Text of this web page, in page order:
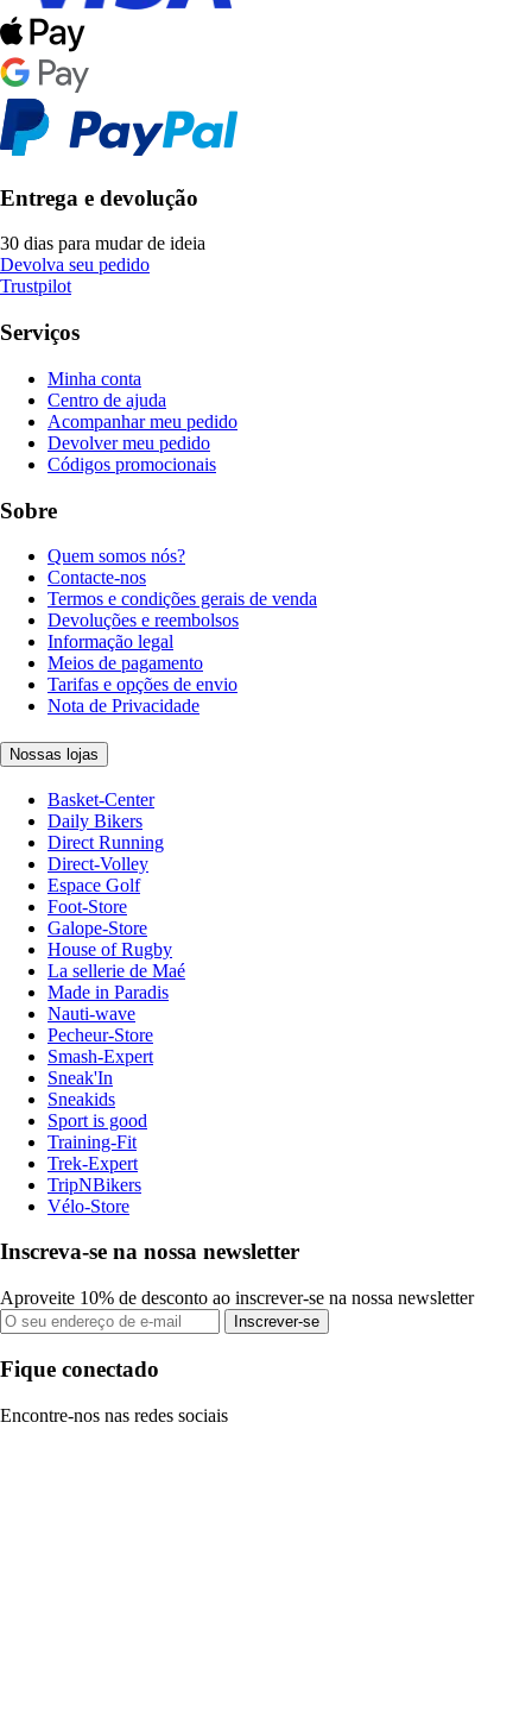
Entrega e devolução
30 dias para mudar de ideia
Devolva seu pedido
Trustpilot
Serviços
Minha conta
Centro de ajuda
Acompanhar meu pedido
Devolver meu pedido
Códigos promocionais
Sobre
Quem somos nós?
Contacte-nos
Termos e condições gerais de venda
Devoluções e reembolsos
Informação legal
Meios de pagamento
Tarifas e opções de envio
Nota de Privacidade
Nossas lojas
Basket-Center
Daily Bikers
Direct Running
Direct-Volley
Espace Golf
Foot-Store
Galope-Store
House of Rugby
La sellerie de Maé
Made in Paradis
Nauti-wave
Pecheur-Store
Smash-Expert
Sneak'In
Sneakids
Sport is good
Training-Fit
Trek-Expert
TripNBikers
Vélo-Store
Inscreva-se na nossa newsletter
Aproveite 10% de desconto ao inscrever-se na nossa newsletter
Inscrever-se
Fique conectado
Encontre-nos nas redes sociais